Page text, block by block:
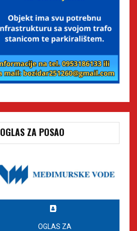
OGLAS ZA POSAO
OGLAS ZA